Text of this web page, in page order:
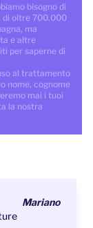
bisogno di
di oltre 700.000
ma
e altre
per saperne di
al trattamento
nome, cognome
mai i tuoi
la nostra
Mariano